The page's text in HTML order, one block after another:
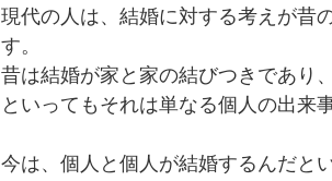
現代の人は、結婚に対する考えが昔
す。
昔は結婚が家と家の結びつきであり
といってもそれは単なる個人の出来
今は、個人と個人が結婚するんだと